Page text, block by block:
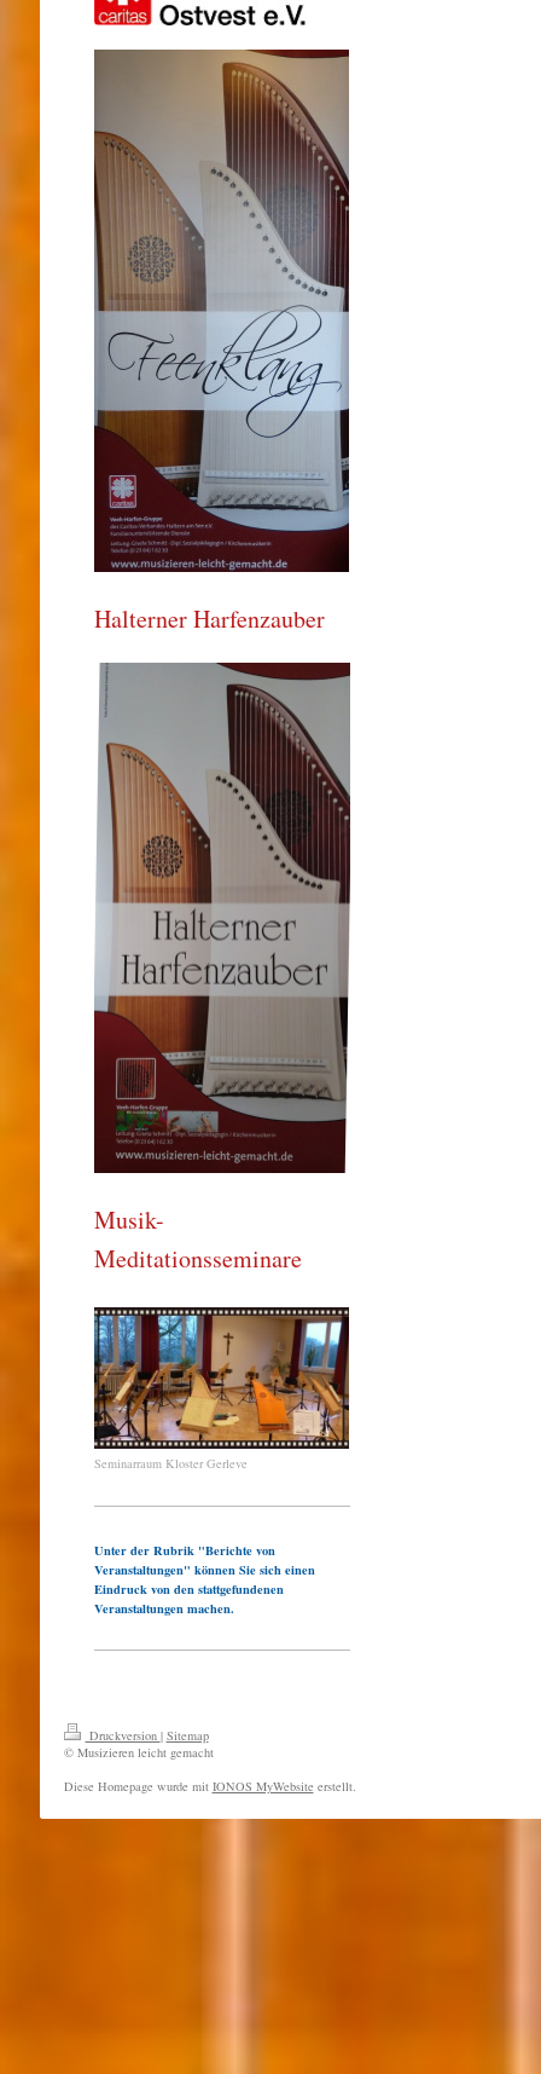
Halterner Harfenzauber
Musik-
Meditationsseminare
Seminarraum Kloster Gerleve
Unter der Rubrik "Berichte von
Veranstaltungen" können Sie sich einen
Eindruck von den stattgefundenen
Veranstaltungen machen.
Druckversion | Sitemap
© Musizieren leicht gemacht
Diese Homepage wurde mit IONOS MyWebsite erstellt.